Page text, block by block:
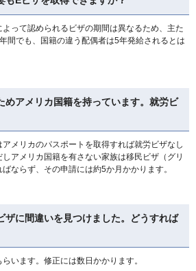
って認められるビザの期間は異なるため、主た
間でも、国籍の違う配偶者は5年発給されるとは
めアメリカ国籍を持っています。就労ビ
メリカのパスポートを取得すれば就労ビザなし
アメリカ国籍を有さない家族は移民ビザ（グリ
ならず、その申請には約5か月かかります。
ザに間違いを見つけました。どうすれば
います。修正には数日かかります。